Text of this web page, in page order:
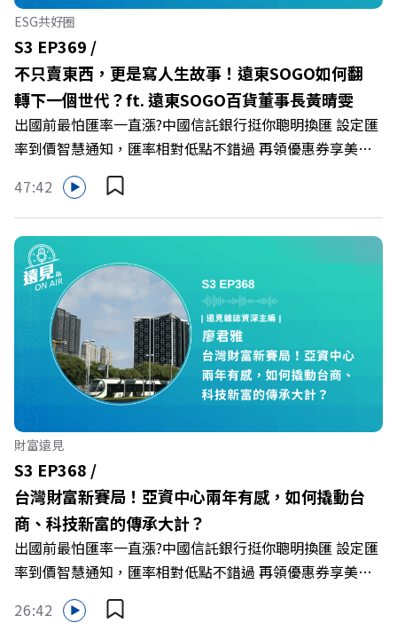
清生活的雜亂。 點開看質感養成術>>
https://gvmkt.pse.is/9al3px ✨關注《遠見》更多的社群：
LINE：https://reurl.cc/A4ELQp IG：
https://bit.ly/3AjBWNV YT：https://bit.ly/38jNi9k
Powered by Firstory Hosting
ESG共好圈
S3 EP369 /
不只賣東西，更是寫人生故事！遠東SOGO如何翻
轉下一個世代？ft. 遠東SOGO百貨董事長黃晴雯
出國前最怕匯率一直漲?中國信託銀行挺你聰明換匯 設定匯
率到價智慧通知，匯率相對低點不錯過 再領優惠券享美金
最高減3分等優惠 立即設定： https://fstry.pse.is/9d7lr7
投資外幣如幣別轉換可能產生匯兌損失，應評估涉及自身情
況審慎投資。 完整注意事項詳見網站資訊。 —— 以上為
Firstory Podcast 廣告 —— 在永續減碳、綠色消費與友善
職場的變革浪潮下，傳統大流量、高耗能的百貨零售業該如
何轉型突圍？ 本集《遠見ON AIR》邀請到遠東SOGO百貨
董事長黃晴雯，帶你解析遠東SOGO如何透過戰略布局，打
造出兼顧企業獲利與社會共好的綠色零售新契機！ 🔺如何
從單純百貨專櫃轉型為有溫度的利他平台？ 🔺最難節能的
零售業如何落實「EP100」能效倍增計畫？ 🔺成功推動育
嬰留停、男同仁樂意成家！驚豔業界的「生育代理人制度」
🔺最有人情味的文化橋梁！從社會創新到經典「日本展」的
共好實踐 主持人／遠見雜誌副社長兼遠見智庫總編輯 李建
興 與談人／遠東SOGO百貨董事長 黃晴雯 +++++ 🫧清除腦
袋的盲點，也順手理清生活的雜亂。 點開看質感養成術>>
https://gvmkt.pse.is/9al3px ✨關注《遠見》更多的社群：
LINE：https://reurl.cc/A4ELQp IG：
https://bit.ly/3AjBWNV YT：https://bit.ly/38jNi9k
Powered by Firstory Hosting
47:42
財富遠見
S3 EP368 /
台灣財富新賽局！亞資中心兩年有感，如何撬動台
商、科技新富的傳承大計？
出國前最怕匯率一直漲?中國信託銀行挺你聰明換匯 設定匯
率到價智慧通知，匯率相對低點不錯過 再領優惠券享美金
最高減3分等優惠 立即設定： https://fstry.pse.is/9d7lr7
投資外幣如幣別轉換可能產生匯兌損失，應評估涉及自身情
26:42